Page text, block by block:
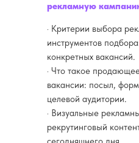
рекламную
· Критерии выбора
инструментов
конкретных вакансий.
· Что такое
вакансии: посыл,
целевой аудитории.
· Визуальные
рекрутинговый